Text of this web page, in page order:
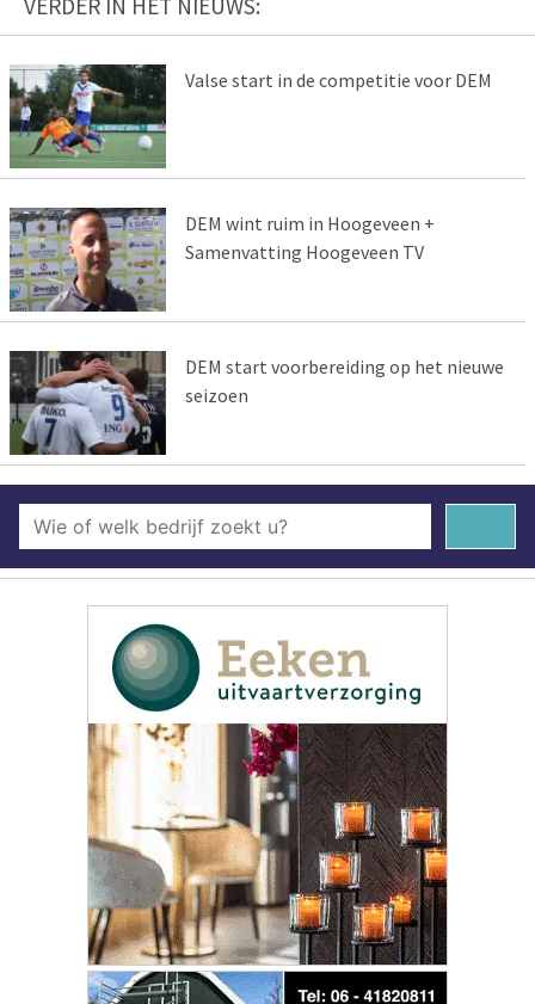
VERDER IN HET NIEUWS:
Valse start in de competitie voor DEM
DEM wint ruim in Hoogeveen +
Samenvatting Hoogeveen TV
DEM start voorbereiding op het nieuwe
seizoen